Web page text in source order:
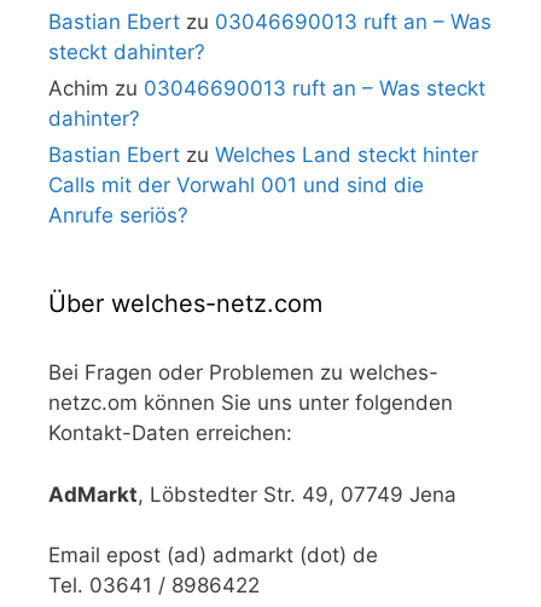
Bastian Ebert zu 03046690013 ruft an – Was
steckt dahinter?
Achim zu 03046690013 ruft an – Was steckt
dahinter?
Bastian Ebert zu Welches Land steckt hinter
Calls mit der Vorwahl 001 und sind die
Anrufe seriös?
Über welches-netz.com
Bei Fragen oder Problemen zu welches-
netzc.om können Sie uns unter folgenden
Kontakt-Daten erreichen:
AdMarkt, Löbstedter Str. 49, 07749 Jena
Email epost (ad) admarkt (dot) de
Tel. 03641 / 8986422